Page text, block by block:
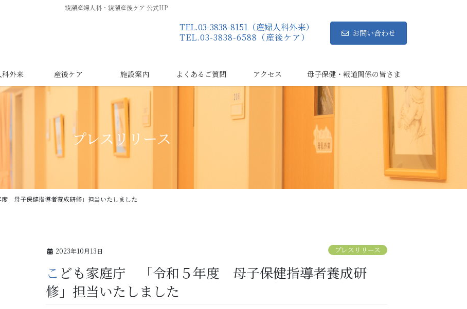
綾瀬産婦人科・綾瀬産後ケア 公式HP
TEL.03-3838-8151（産婦人科外来）
TEL.03-3838-6588（産後ケア）
お問い合わせ
外来 産後ケア 施設案内 よくあるご質問 アクセス 母子保健・報道関係の皆さま
プレスリリース
母子保健指導者養成研修」担当いたしました
2023年10月13日 プレスリリース
こども家庭庁 「令和５年度 母子保健指導者養成研
修」担当いたしました